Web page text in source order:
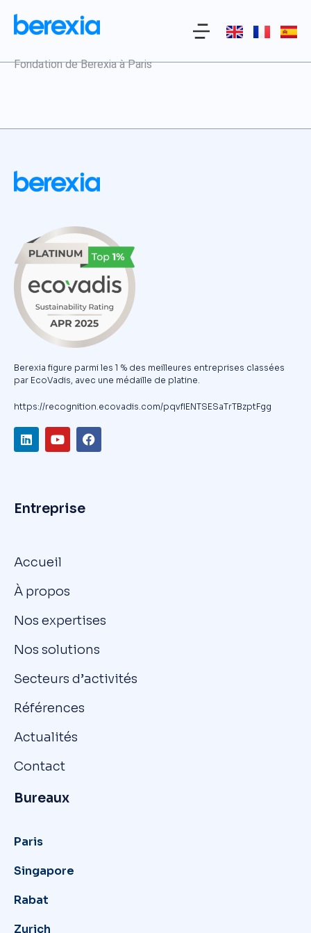
Fondation de Berexia à Paris
Berexia figure parmi les 1 % des meilleures entreprises classées
par EcoVadis, avec une médaille de platine.
https://recognition.ecovadis.com/pqvfIENTSESaTrTBzptFgg
Entreprise
Accueil
À propos
Nos expertises
Nos solutions
Secteurs d’activités
Références
Actualités
Contact
Bureaux
Paris
Singapore
Rabat
Zurich